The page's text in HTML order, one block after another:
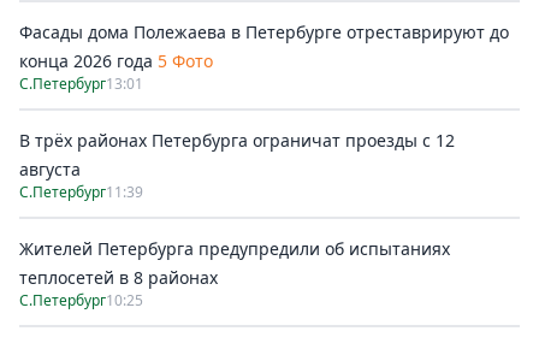
Фасады дома Полежаева в Петербурге отреставрируют до
конца 2026 года 5 Фото
С.Петербург13:01
В трёх районах Петербурга ограничат проезды с 12
августа
С.Петербург11:39
Жителей Петербурга предупредили об испытаниях
теплосетей в 8 районах
С.Петербург10:25